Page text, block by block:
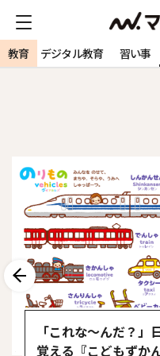
教育
教育 デジタル教育 習い事
「これな〜んだ？
覚える『こどもずか
前へ